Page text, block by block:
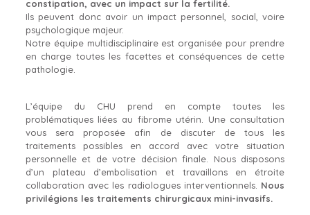
constipation, avec un impact sur la fertilité.
Ils peuvent donc avoir un impact personnel, social, voire
psychologique majeur.
Notre équipe multidisciplinaire est organisée pour prendre
en charge toutes les facettes et conséquences de cette
pathologie.
L’équipe du CHU prend en compte toutes les
problématiques liées au fibrome utérin. Une consultation
vous sera proposée afin de discuter de tous les
traitements possibles en accord avec votre situation
personnelle et de votre décision finale. Nous disposons
d’un plateau d’embolisation et travaillons en étroite
collaboration avec les radiologues interventionnels. Nous
privilégions les traitements chirurgicaux mini-invasifs.